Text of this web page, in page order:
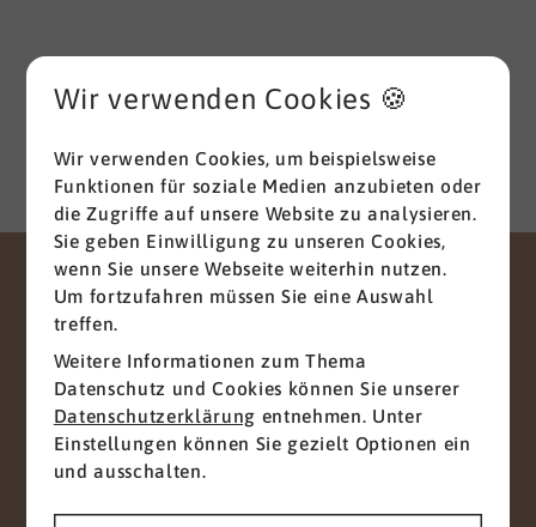
Betriebswirt (FH), parallel habe ich mich mit dem
Menschen stehen seit jeher im Zentrum meines
beruflichen Handelns und Schaffens. Meine
Stärken sind einegute
Kommunikationsfähigkeitverbunden mit einer
hohen Durchsetzungsstärke und Innovationskraft,
gepaart mit dem im HR-Bereich notwendigen
Fingerspitzengefühl und entsprechenden
mich als umsetzungs­orientierten Manager
mitHands-on-Mentalität . Ich bin ein interkulturell
erfahrener Team Player mit Leiden­schaft für
Menschen und Teamentwicklung; sowie hohen
ethischen Standards. Und damit Ansprechpartner
für das Top und Middle Management. Im privaten
KONTAKT
Gemeinsam zum
erfolgreichen Projekt
Wir freuen uns auf Ihre Nachricht
Wir verwenden Cookies 🍪
Wir verwenden Cookies, um beispielsweise
Funktionen für soziale Medien anzubieten oder
die Zugriffe auf unsere Website zu analysieren.
Sie geben Einwilligung zu unseren Cookies,
wenn Sie unsere Webseite weiterhin nutzen.
Um fortzufahren müssen Sie eine Auswahl
treffen.
Weitere Informationen zum Thema
Datenschutz und Cookies können Sie unserer
Datenschutzerklärung entnehmen. Unter
Einstellungen können Sie gezielt Optionen ein
und ausschalten.